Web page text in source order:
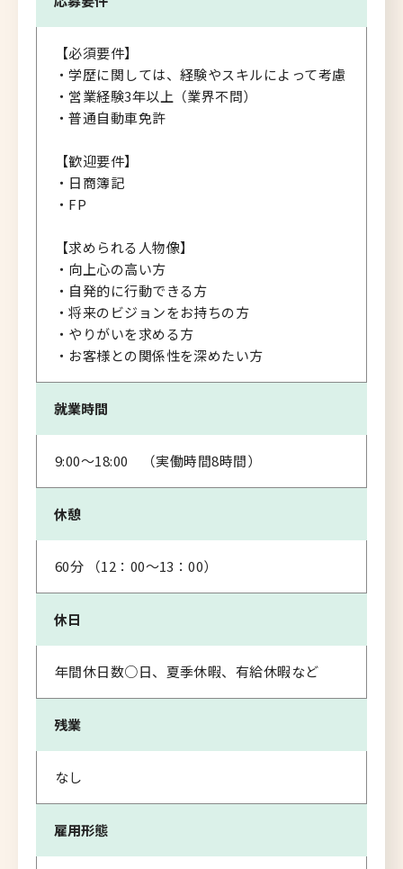
【必須要件】
・学歴に関しては、経験やスキルによって考慮
・営業経験3年以上（業界不問）
・普通自動車免許
【歓迎要件】
・日商簿記
・FP
【求められる人物像】
・向上心の高い方
・自発的に行動できる方
・将来のビジョンをお持ちの方
・やりがいを求める方
・お客様との関係性を深めたい方
就業時間
9:00～18:00 （実働時間8時間）
休憩
60分 （12：00～13：00）
休日
年間休日数○日、夏季休暇、有給休暇など
残業
なし
雇用形態